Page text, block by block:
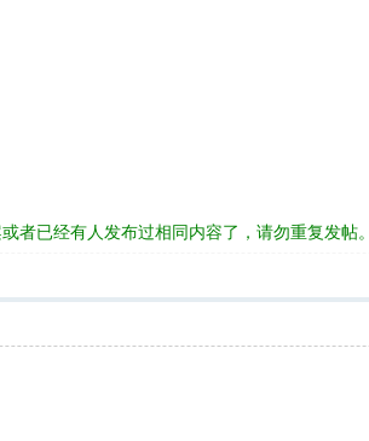
者已经有人发布过相同内容了，请勿重复发帖